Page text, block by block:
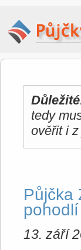
tedy
ověřit i
Půjčka
13. září